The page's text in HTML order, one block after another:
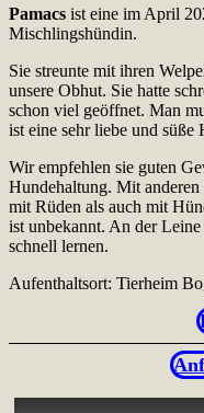
Pamacs ist eine im April
Mischlingshündin.
Sie streunte mit ihren
unsere Obhut. Sie hatte
schon viel geöffnet. Man
ist eine sehr liebe und süße
Wir empfehlen sie guten
Hundehaltung. Mit
mit Rüden als auch mit
ist unbekannt. An der
schnell lernen.
Aufenthaltsort: Tierheim